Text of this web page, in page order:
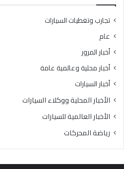
تجارب وتغطيات السيارات
عام
أخبار المرور
أخبار محلية وعالمية عامة
أخبار السيارات
الأخبار المحلية ووكلاء السيارات
الأخبار العالمية للسيارات
رياضة المحركات